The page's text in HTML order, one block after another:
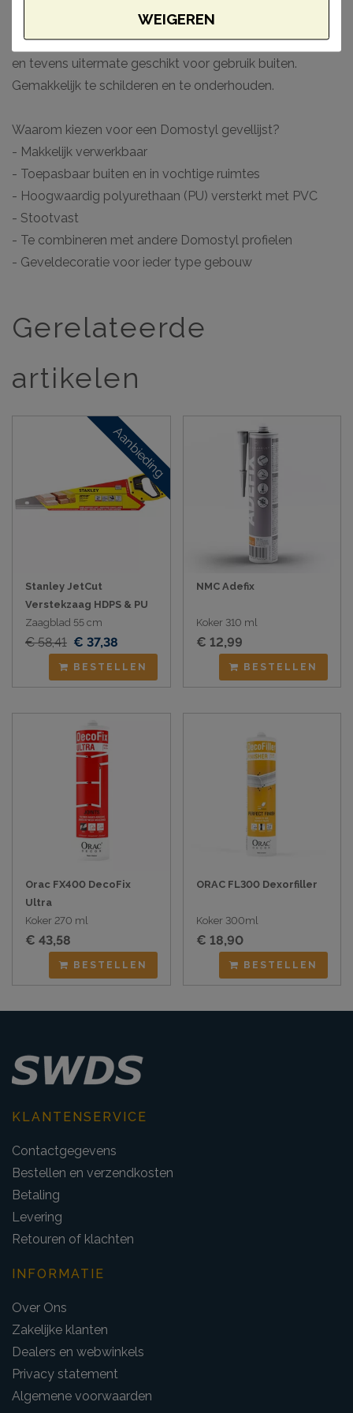
Domostyl serie zijn gemaakt van polyurethaan (PU) van
een hoge densiteit dat scherpe details mogelijk maakt
en tevens uitermate geschikt voor gebruik buiten.
Gemakkelijk te schilderen en te onderhouden.
Waarom kiezen voor een Domostyl gevellijst?
- Makkelijk verwerkbaar
- Toepasbaar buiten en in vochtige ruimtes
- Hoogwaardig polyurethaan (PU) versterkt met PVC
- Stootvast
- Te combineren met andere Domostyl profielen
- Geveldecoratie voor ieder type gebouw
Gerelateerde
artikelen
Aanbieding
Stanley JetCut
Verstekzaag HDPS & PU
Zaagblad 55 cm
€ 58,41 € 37,38
BESTELLEN
NMC Adefix
Koker 310 ml
€ 12,99
BESTELLEN
Orac FX400 DecoFix
Ultra
Koker 270 ml
€ 43,58
BESTELLEN
ORAC FL300 Dexorfiller
Koker 300ml
€ 18,90
BESTELLEN
KLANTENSERVICE
Contactgegevens
Bestellen en verzendkosten
Betaling
Levering
Retouren of klachten
INFORMATIE
Over Ons
Zakelijke klanten
Dealers en webwinkels
Privacy statement
Algemene voorwaarden
WEIGEREN